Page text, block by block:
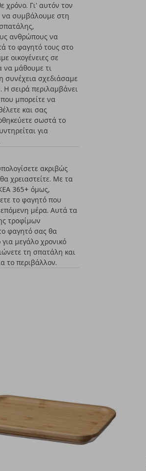
χρόνο. Γι' αυτόν τον
συμβάλουμε στη
ανθρώπους να
το φαγητό τους στο
οικογένειες σε
να μάθουμε τι
συνέχεια σχεδιάσαμε
Η σειρά περιλαμβάνει
μπορείτε να
και σας
σωστά το
για
ακριβώς
χρειαστείτε. Με τα
365+ όμως,
το φαγητό που
μέρα. Αυτά τα
τροφίμων
φαγητό σας θα
μεγάλο χρονικό
τη σπατάλη και
το περιβάλλον.